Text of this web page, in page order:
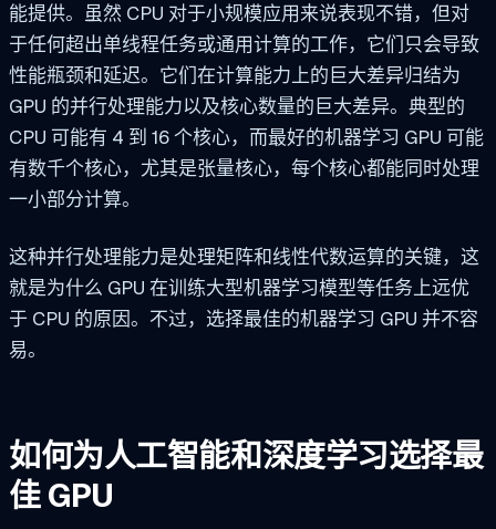
能提供。虽然 CPU 对于小规模应用来说表现不错，但对
于任何超出单线程任务或通用计算的工作，它们只会导致
性能瓶颈和延迟。它们在计算能力上的巨大差异归结为
GPU 的并行处理能力以及核心数量的巨大差异。典型的
CPU 可能有 4 到 16 个核心，而最好的机器学习 GPU 可能
有数千个核心，尤其是张量核心，每个核心都能同时处理
一小部分计算。
这种并行处理能力是处理矩阵和线性代数运算的关键，这
就是为什么 GPU 在训练大型机器学习模型等任务上远优
于 CPU 的原因。不过，选择最佳的机器学习 GPU 并不容
易。
如何为人工智能和深度学习选择最
佳 GPU